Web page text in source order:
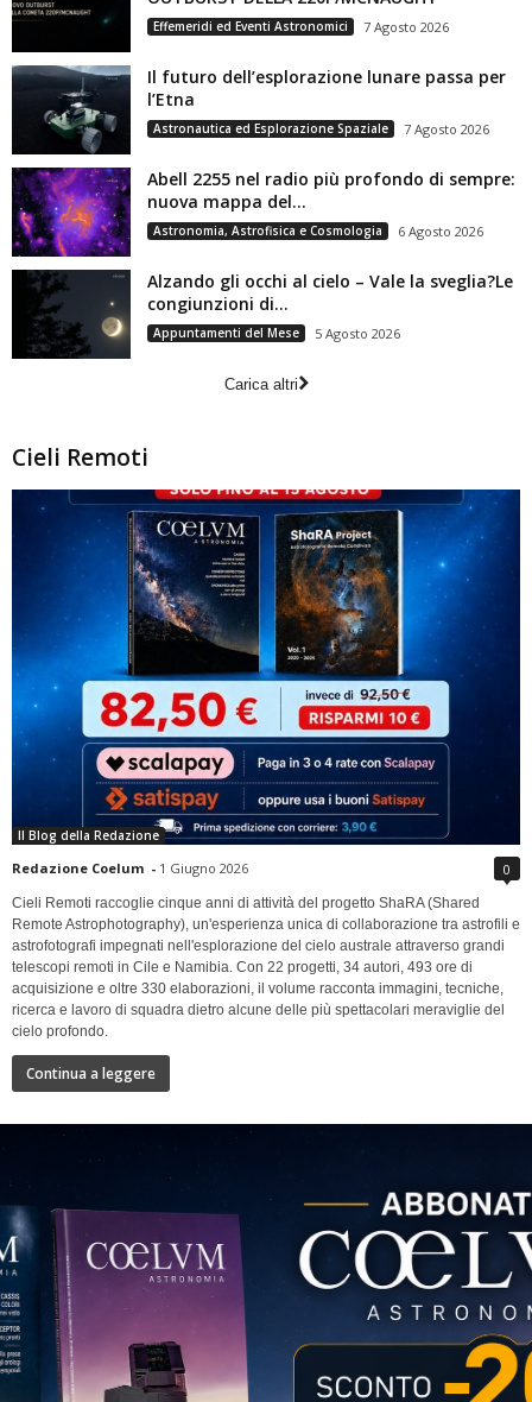
Effemeridi ed Eventi Astronomici 7 Agosto 2026
Il futuro dell’esplorazione lunare passa per
l’Etna
Astronautica ed Esplorazione Spaziale 7 Agosto 2026
Abell 2255 nel radio più profondo di sempre:
nuova mappa del...
Astronomia, Astrofisica e Cosmologia 6 Agosto 2026
Alzando gli occhi al cielo – Vale la sveglia?Le
congiunzioni di...
Appuntamenti del Mese 5 Agosto 2026
Carica altri
Cieli Remoti
Il Blog della Redazione
Redazione Coelum - 1 Giugno 2026 0
Cieli Remoti raccoglie cinque anni di attività del progetto ShaRA (Shared
Remote Astrophotography), un'esperienza unica di collaborazione tra astrofili e
astrofotografi impegnati nell'esplorazione del cielo australe attraverso grandi
telescopi remoti in Cile e Namibia. Con 22 progetti, 34 autori, 493 ore di
acquisizione e oltre 330 elaborazioni, il volume racconta immagini, tecniche,
ricerca e lavoro di squadra dietro alcune delle più spettacolari meraviglie del
cielo profondo.
Continua a leggere